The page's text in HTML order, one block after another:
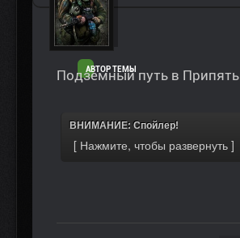
АВТОР ТЕМЫ
Подземный путь в Припять
ВНИМАНИЕ: Спойлер!